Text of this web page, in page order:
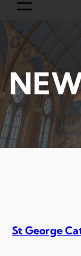
St George